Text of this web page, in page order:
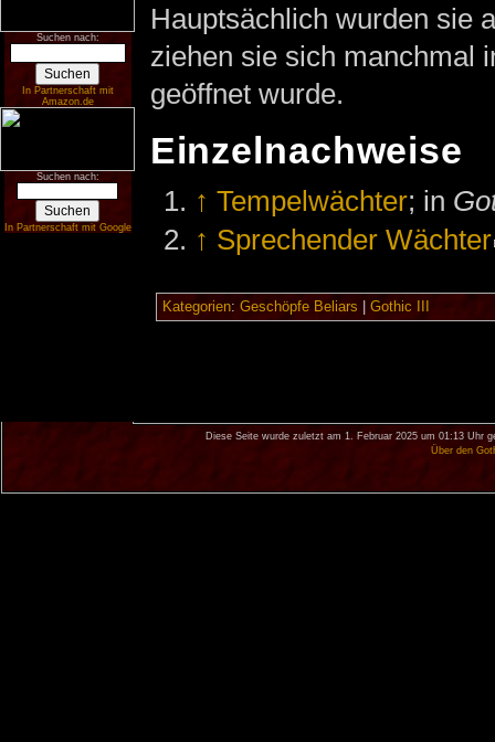
Suchen nach:
In Partnerschaft mit
Amazon.de
Suchen nach:
In Partnerschaft mit Google
Hauptsächlich wurden sie
ziehen sie sich manchmal
geöffnet wurde.
Einzelnachweise
↑ Tempelwächter; in
↑ Sprechender Wächter
Kategorien: Geschöpfe Beliars Gothic III
Diese Seite wurde zuletzt am 1. Februar 2025 um 01:13 Uhr
Über den